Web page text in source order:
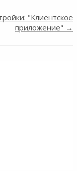
"Клиентское
приложение" →